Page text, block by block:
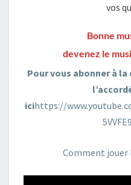
vos
Bonne
devenez le
Pour vous abonner à
icihttps://
Comment jouer